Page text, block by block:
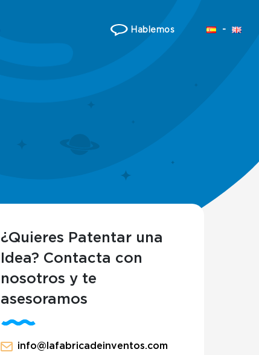
Hablemos
¿Quieres Patentar una
Idea? Contacta con
nosotros y te
asesoramos
info@lafabricadeinventos.com